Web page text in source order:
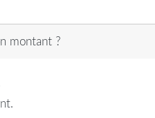
montant ?